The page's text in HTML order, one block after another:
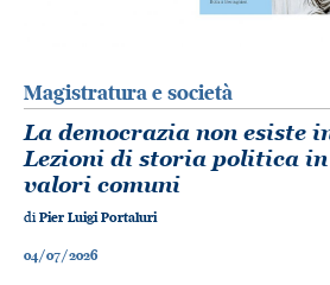
Magistratura e società
La democrazia non esiste
Lezioni di storia politica in
valori comuni
diPier Luigi Portaluri
04/07/2026